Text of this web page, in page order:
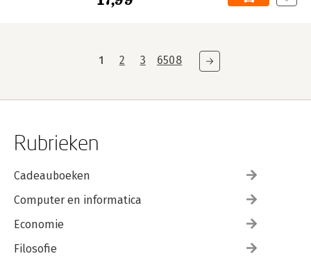
1 2 3 6508
Rubrieken
Cadeauboeken
Computer en informatica
Economie
Filosofie